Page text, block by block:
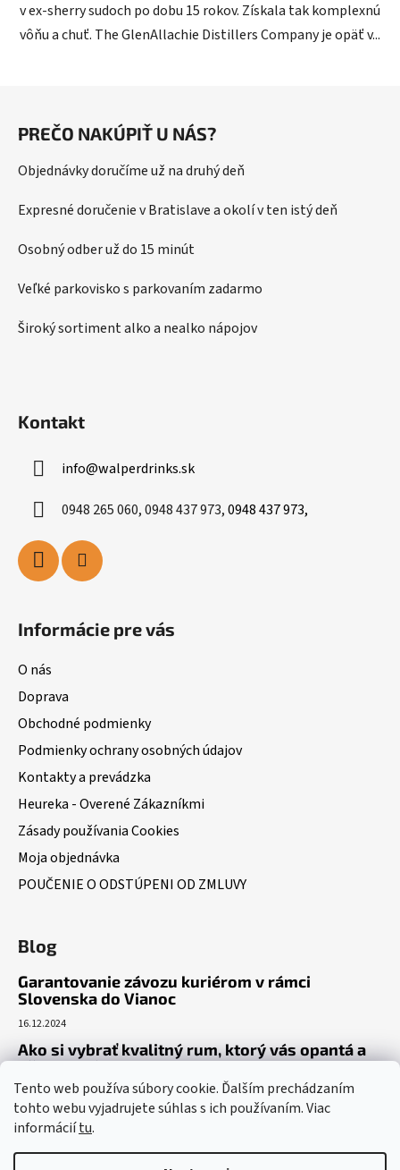
Tento web používa súbory cookie. Ďalším prechádzaním
tohto webu vyjadrujete súhlas s ich používaním. Viac
informáciítu.
v ex-sherry sudoch po dobu 15 rokov. Získala tak komplexnú
vôňu a chuť. The GlenAllachie Distillers Company je opäť v...
PREČO NAKÚPIŤ U NÁS?
Objednávky doručíme už na druhý deň
Expresné doručenie v Bratislave a okolí v ten istý deň
Osobný odber už do 15 minút
Veľké parkovisko s parkovaním zadarmo
Široký sortiment alko a nealko nápojov
Kontakt
info@walperdrinks.sk
0948 265 060, 0948 437 973,0948 437 973,
Informácie pre vás
O nás
Doprava
Obchodné podmienky
Podmienky ochrany osobných údajov
Kontakty a prevádzka
Heureka - Overené Zákazníkmi
Zásady používania Cookies
Moja objednávka
POUČENIE O ODSTÚPENI OD ZMLUVY
Blog
Garantovanie závozu kuriérom v rámci
Slovenska do Vianoc
16.12.2024
Ako si vybrať kvalitný rum, ktorý vás opantá a
už nepustí?
16.6.2023
Dokonalý gin tonic recept – ako si pripraviť toto
osviežujúce letné eso?